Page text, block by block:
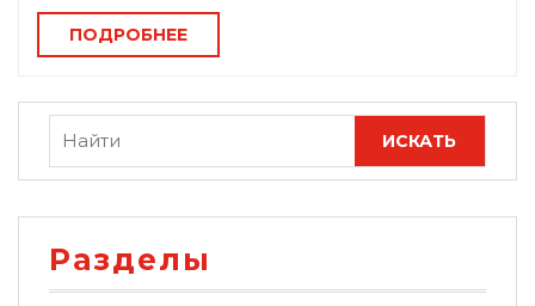
ПОДРОБНЕЕ
Разделы